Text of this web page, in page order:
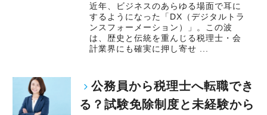
近年、ビジネスのあらゆる場面で耳に
するようになった「DX（デジタルトラ
ンスフォーメーション）」。この波
は、歴史と伝統を重んじる税理士・会
計業界にも確実に押し寄せ ...
公務員から税理士へ転職でき
る？試験免除制度と未経験から